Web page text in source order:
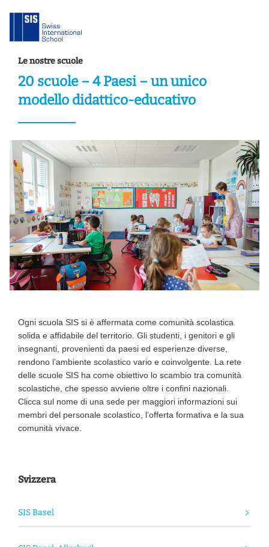
Le nostre scuole
20 scuole – 4 Paesi – un unico
modello didattico-educativo
Ogni scuola SIS si è affermata come comunità scolastica
solida e affidabile del territorio. Gli studenti, i genitori e gli
insegnanti, provenienti da paesi ed esperienze diverse,
rendono l’ambiente scolastico vario e coinvolgente. La rete
delle scuole SIS ha come obiettivo lo scambio tra comunità
scolastiche, che spesso avviene oltre i confini nazionali.
Clicca sul nome di una sede per maggiori informazioni sui
membri del personale scolastico, l’offerta formativa e la sua
comunità vivace.
Svizzera
SIS Basel